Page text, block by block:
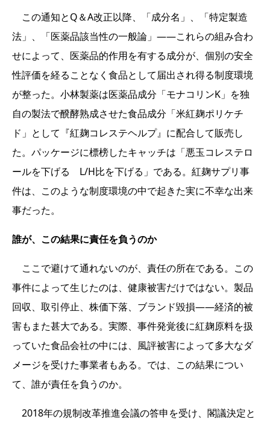
この通知とQ＆A改正以降、「成分名」、「特定製造
法」、「医薬品該当性の一般論」――これらの組み合わ
せによって、医薬品的作用を有する成分が、個別の安全
性評価を経ることなく食品として届出され得る制度環境
が整った。小林製薬は医薬品成分「モナコリンK」を独
自の製法で醗酵熟成させた食品成分「米紅麹ポリケチ
ド」として『紅麹コレステヘルプ』に配合して販売し
た。パッケージに標榜したキャッチは「悪玉コレステロ
ールを下げる L/H比を下げる」である。紅麹サプリ事
件は、このような制度環境の中で起きた実に不幸な出来
事だった。
誰が、この結果に責任を負うのか
ここで避けて通れないのが、責任の所在である。この
事件によって生じたのは、健康被害だけではない。製品
回収、取引停止、株価下落、ブランド毀損――経済的被
害もまた甚大である。実際、事件発覚後に紅麹原料を扱
っていた食品会社の中には、風評被害によって多大なダ
メージを受けた事業者もある。では、この結果につい
て、誰が責任を負うのか。
2018年の規制改革推進会議の答申を受け、閣議決定と